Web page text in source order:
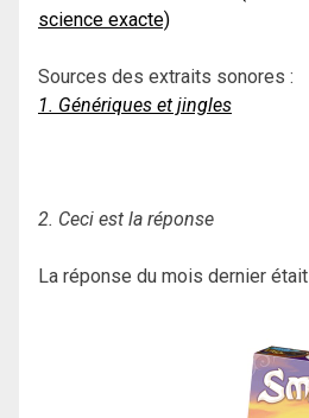
science exacte)
Sources des extraits sonores :
1. Génériques et jingles
2. Ceci est la réponse
La réponse du mois dernier était